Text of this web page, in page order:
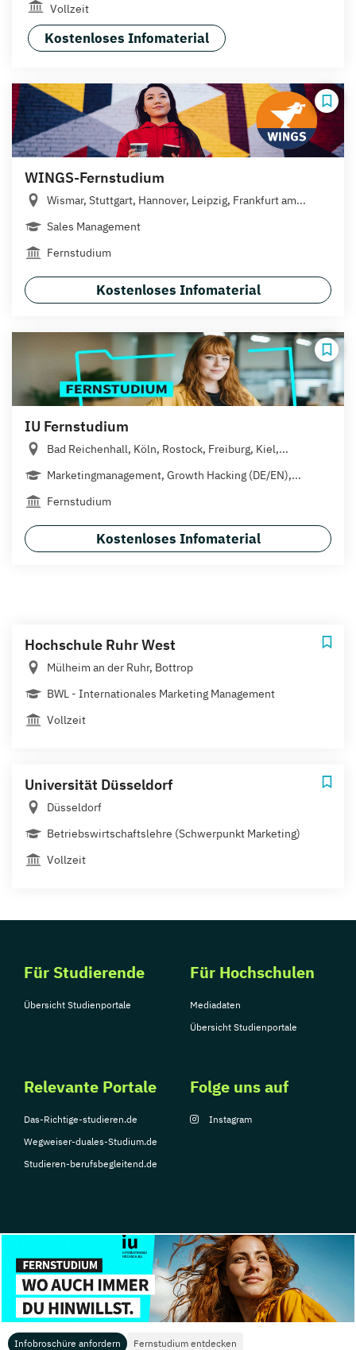
Infobroschüre anfordern Fernstudium entdecken
Vollzeit
Kostenloses Infomaterial
WINGS-Fernstudium
Wismar, Stuttgart, Hannover, Leipzig, Frankfurt am...
Sales Management
Fernstudium
Kostenloses Infomaterial
IU Fernstudium
Bad Reichenhall, Köln, Rostock, Freiburg, Kiel,...
Marketingmanagement, Growth Hacking (DE/EN),...
Fernstudium
Kostenloses Infomaterial
Hochschule Ruhr West
Mülheim an der Ruhr, Bottrop
BWL - Internationales Marketing Management
Vollzeit
Universität Düsseldorf
Düsseldorf
Betriebswirtschaftslehre (Schwerpunkt Marketing)
Vollzeit
Für Studierende
Übersicht Studienportale
Für Hochschulen
Mediadaten
Übersicht Studienportale
Relevante Portale
Das-Richtige-studieren.de
Wegweiser-duales-Studium.de
Studieren-berufsbegleitend.de
Folge uns auf
Instagram
© Copyright 2026, TarGroup Media GmbH
Impressum
Datenschutzerklärung Nutzungsbedingungen